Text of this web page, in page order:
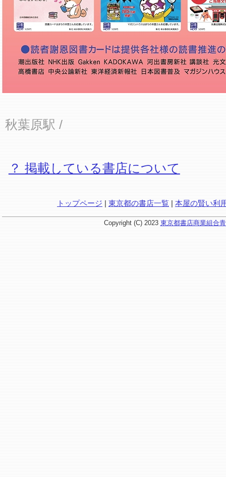
秋葉原駅 /
？ 掲載している書店について
トップページ | 東京都の書店一覧 | 本屋の賢い利
Copyright (C) 2023 東京都書店商業組合